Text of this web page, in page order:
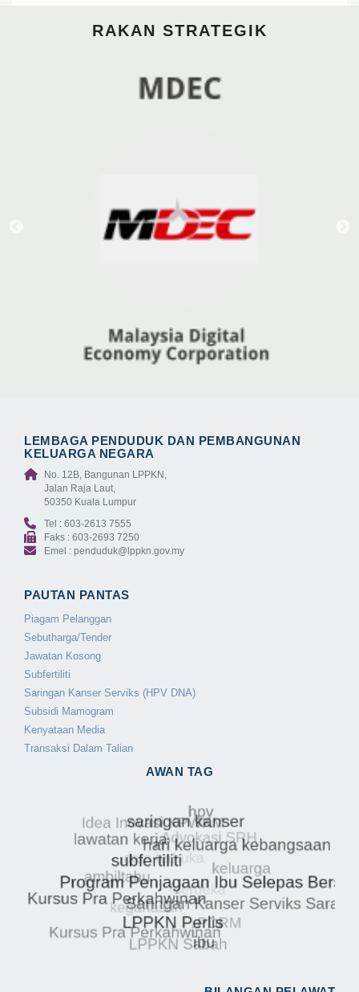
RAKAN STRATEGIK
LEMBAGA PENDUDUK DAN PEMBANGUNAN
KELUARGA NEGARA
No. 12B, Bangunan LPPKN,
Jalan Raja Laut,
50350 Kuala Lumpur
Tel : 603-2613 7555
Faks : 603-2693 7250
Emel : penduduk@lppkn.gov.my
PAUTAN PANTAS
Piagam Pelanggan
Sebutharga/Tender
Jawatan Kosong
Subfertiliti
Saringan Kanser Serviks (HPV DNA)
Subsidi Mamogram
Kenyataan Media
Transaksi Dalam Talian
AWAN TAG